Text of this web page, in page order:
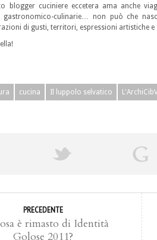
blogger cuciniere eccetera ama anche
gastronomico-culinarie… non può che
di gusti, territori, espressioni artistiche
cucina Il luppolo selvatico
PRECEDENTE
è rimasto di Identità
Golose 2011?